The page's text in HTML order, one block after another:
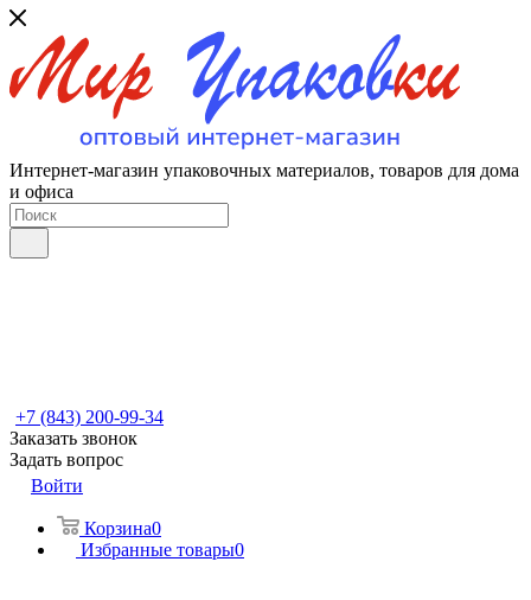
Интернет-магазин упаковочных материалов, товаров для дома
и офиса
+7 (843) 200-99-34
Заказать звонок
Задать вопрос
Войти
Корзина0
Избранные товары0